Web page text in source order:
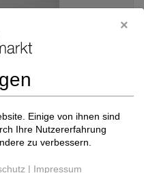
Streame
Einige von ihnen sind
Ihre Nutzererfahrung
zu verbessern.
| Impressum